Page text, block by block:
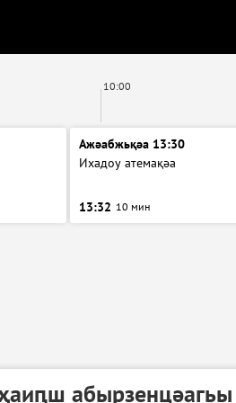
10:00
Ажәабжьқәа 13:30
Ихадоу атемақәа
13:32 10 мин
абырзенцәагьы